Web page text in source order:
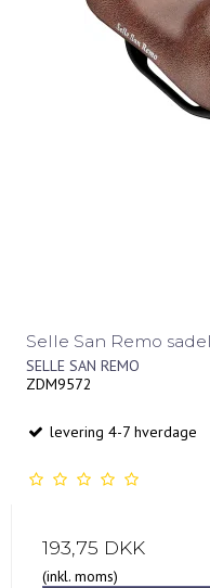
Selle San Remo
SELLE SAN REMO
ZDM9572
levering 4-7 hverdage
193,75 DKK
(inkl. moms)